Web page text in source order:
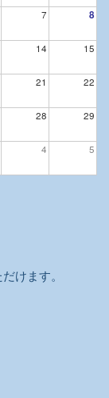
7 8
14 15
21 22
28 29
4 5
けます。